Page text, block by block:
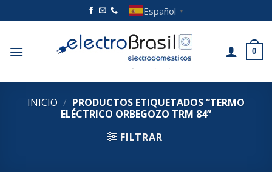
al
Español ▼
0
INICIO / PRODUCTOS ETIQUETADOS “TERMO
ELÉCTRICO ORBEGOZO TRM 84”
FILTRAR